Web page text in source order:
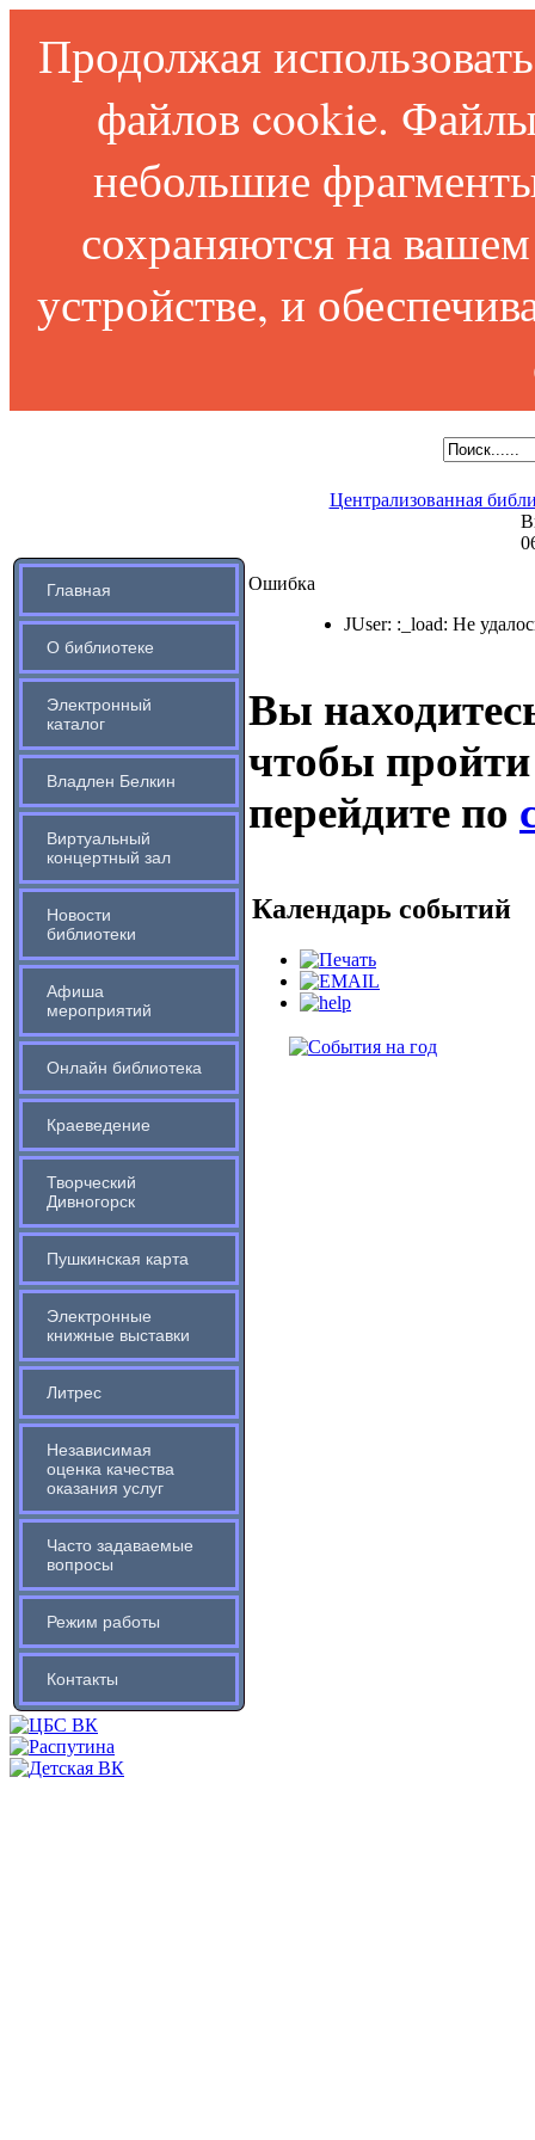
Продолжая
файлов cookie.
небольшие
сохраняются на
устройстве, и
Централизованная
Главная
О библиотеке
Электронный
каталог
Владлен Белкин
Виртуальный
концертный зал
Новости
библиотеки
Афиша
мероприятий
Онлайн библиотека
Краеведение
Творческий
Дивногорск
Пушкинская карта
Электронные
книжные выставки
Литрес
Независимая
оценка качества
оказания услуг
Часто задаваемые
вопросы
Режим работы
Контакты
Ошибка
JUser: :_load: Не
Вы
чтобы
перейдите по
Календарь событий